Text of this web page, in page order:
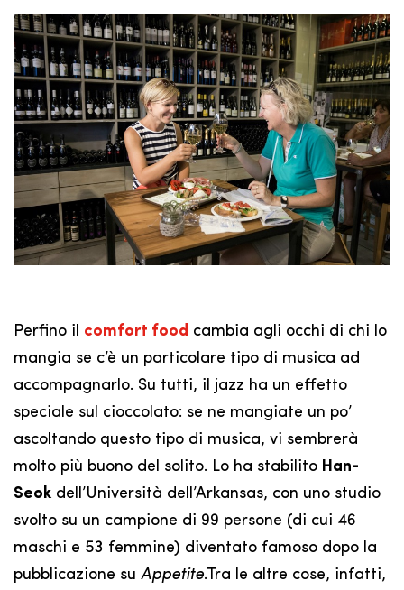
Perfino il comfort food cambia agli occhi di chi lo
mangia se c’è un particolare tipo di musica ad
accompagnarlo. Su tutti, il jazz ha un effetto
speciale sul cioccolato: se ne mangiate un po’
ascoltando questo tipo di musica, vi sembrerà
molto più buono del solito. Lo ha stabilito Han-
Seok dell’Università dell’Arkansas, con uno studio
svolto su un campione di 99 persone (di cui 46
maschi e 53 femmine) diventato famoso dopo la
pubblicazione su Appetite.Tra le altre cose, infatti,